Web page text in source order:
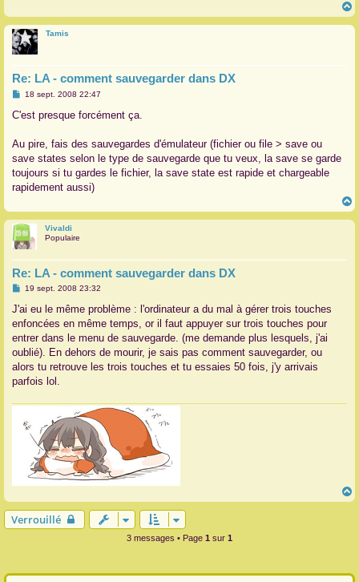
a
u
Tamis
Re: LA - comment sauvegarder dans DX
M
s
g
18 sept. 2008 22:47
C'est presque forcément ça.
Au pire, fais des sauvegardes d'émulateur (fichier ou file > save ou
save states selon le type de sauvegarde que tu veux, la save se garde
toujours si tu gardes le fichier, la save state est rapide et chargeable
rapidement aussi)
a
u
Vivaldi
Populaire
Re: LA - comment sauvegarder dans DX
M
s
a
g
19 sept. 2008 23:32
J'ai eu le même problème : l'ordinateur a du mal à gérer trois touches
enfoncées en même temps, or il faut appuyer sur trois touches pour
entrer dans le menu de sauvegarde. (me demande plus lesquels, j'ai
oublié). En dehors de mourir, je sais pas comment sauvegarder, ou
alors tu retrouve les trois touches et tu essaies 50 fois, j'y arrivais
parfois lol.
a
Verrouillé
3 messages • Page 1 sur 1